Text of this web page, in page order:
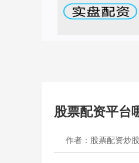
股票配资平台
作者：股票配资炒股